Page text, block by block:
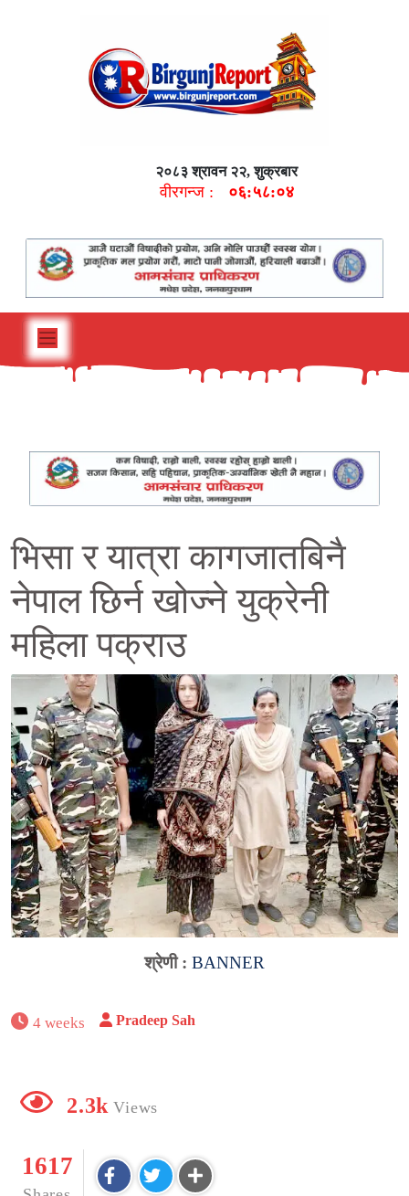
२०८३ श्रावन २२, शुक्रबार
वीरगन्ज : ०६:५८:०५
भिसा र यात्रा कागजातबिनै
नेपाल छिर्न खोज्ने युक्रेनी
महिला पक्राउ
श्रेणी : BANNER
4 weeks Pradeep Sah
2.3k Views
1617